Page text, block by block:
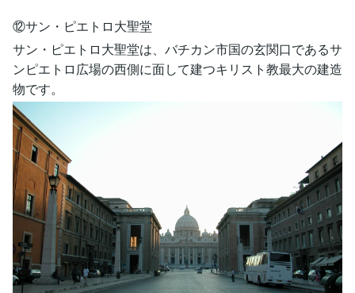
⑫サン・ピエトロ大聖堂
サン・ピエトロ大聖堂は、バチカン市国の玄関口であるサ
ンピエトロ広場の西側に面して建つキリスト教最大の建造
物です。